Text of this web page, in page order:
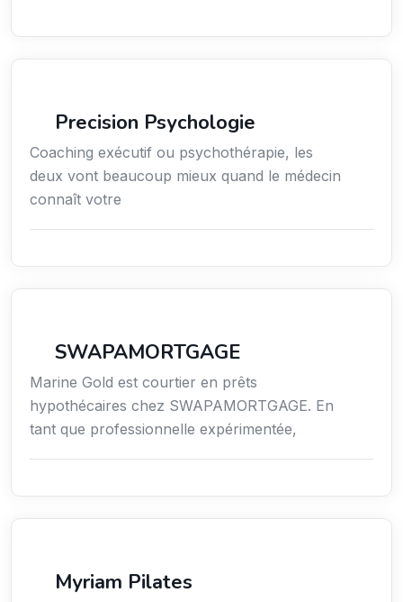
Precision Psychologie
Coaching exécutif ou psychothérapie, les
deux vont beaucoup mieux quand le médecin
connaît votre
SWAPAMORTGAGE
Marine Gold est courtier en prêts
hypothécaires chez SWAPAMORTGAGE. En
tant que professionnelle expérimentée,
Myriam Pilates